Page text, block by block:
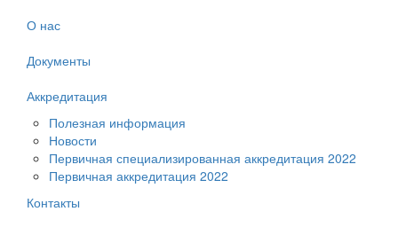
О нас
Документы
Аккредитация
Полезная информация
Новости
Первичная специализированная аккредитация 2022
Первичная аккредитация 2022
Контакты